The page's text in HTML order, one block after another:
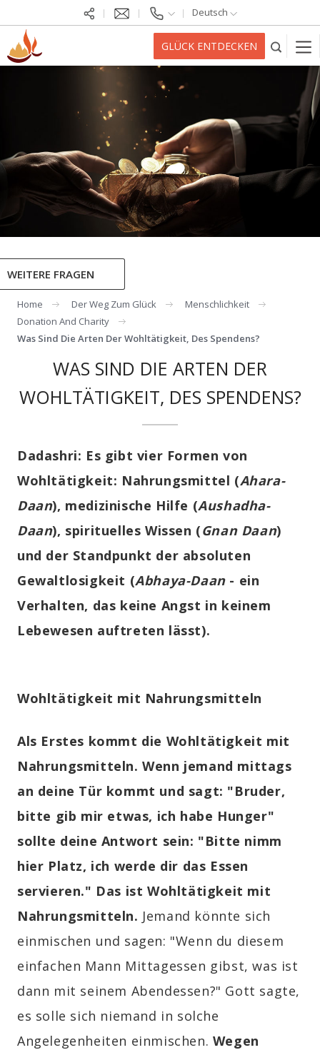
Deutsch
GLÜCK ENTDECKEN
WEITERE FRAGEN
Home Der Weg Zum Glück
Menschlichkeit
Donation And Charity
Was Sind Die Arten Der Wohltätigkeit, Des Spendens?
WAS SIND DIE ARTEN DER
WOHLTÄTIGKEIT, DES SPENDENS?
Dadashri: Es gibt vier Formen von
Wohltätigkeit: Nahrungsmittel (Ahara-
Daan), medizinische Hilfe (Aushadha-
Daan), spirituelles Wissen (Gnan Daan)
und der Standpunkt der absoluten
Gewaltlosigkeit (Abhaya-Daan - ein
Verhalten, das keine Angst in keinem
Lebewesen auftreten lässt).
Wohltätigkeit mit Nahrungsmitteln
Als Erstes kommt die Wohltätigkeit mit
Nahrungsmitteln. Wenn jemand mittags
an deine Tür kommt und sagt: "Bruder,
bitte gib mir etwas, ich habe Hunger"
sollte deine Antwort sein: "Bitte nimm
hier Platz, ich werde dir das Essen
servieren." Das ist Wohltätigkeit mit
Nahrungsmitteln. Jemand könnte sich
einmischen und sagen: "Wenn du diesem
einfachen Mann Mittagessen gibst, was ist
dann mit seinem Abendessen?" Gott sagte,
es solle sich niemand in solche
Angelegenheiten einmischen. Wegen